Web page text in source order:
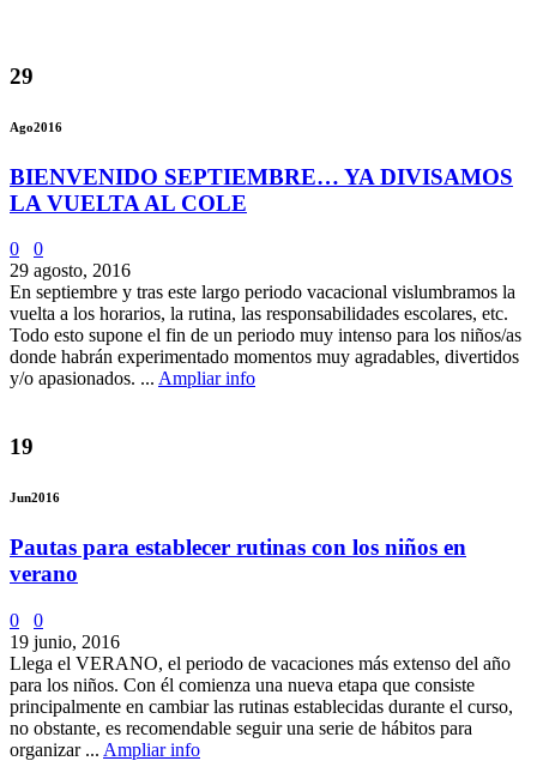
29
Ago2016
BIENVENIDO SEPTIEMBRE… YA DIVISAMOS
LA VUELTA AL COLE
0
0
29 agosto, 2016
En septiembre y tras este largo periodo vacacional vislumbramos la
vuelta a los horarios, la rutina, las responsabilidades escolares, etc.
Todo esto supone el fin de un periodo muy intenso para los niños/as
donde habrán experimentado momentos muy agradables, divertidos
y/o apasionados. ... Ampliar info
19
Jun2016
Pautas para establecer rutinas con los niños en
verano
0
0
19 junio, 2016
Llega el VERANO, el periodo de vacaciones más extenso del año
para los niños. Con él comienza una nueva etapa que consiste
principalmente en cambiar las rutinas establecidas durante el curso,
no obstante, es recomendable seguir una serie de hábitos para
organizar ... Ampliar info